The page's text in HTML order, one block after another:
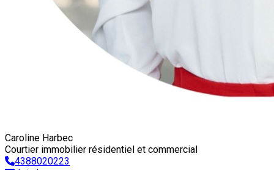
Caroline Harbec
Courtier immobilier résidentiel et commercial
4388020223